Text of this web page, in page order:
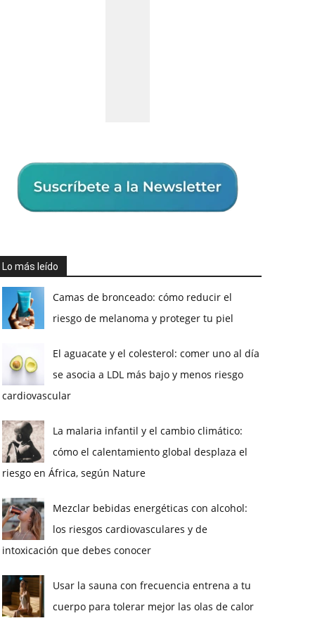
Lo más leído
Camas de bronceado: cómo reducir el
riesgo de melanoma y proteger tu piel
El aguacate y el colesterol: comer uno al día
se asocia a LDL más bajo y menos riesgo
cardiovascular
La malaria infantil y el cambio climático:
cómo el calentamiento global desplaza el
riesgo en África, según Nature
Mezclar bebidas energéticas con alcohol:
los riesgos cardiovasculares y de
intoxicación que debes conocer
Usar la sauna con frecuencia entrena a tu
cuerpo para tolerar mejor las olas de calor